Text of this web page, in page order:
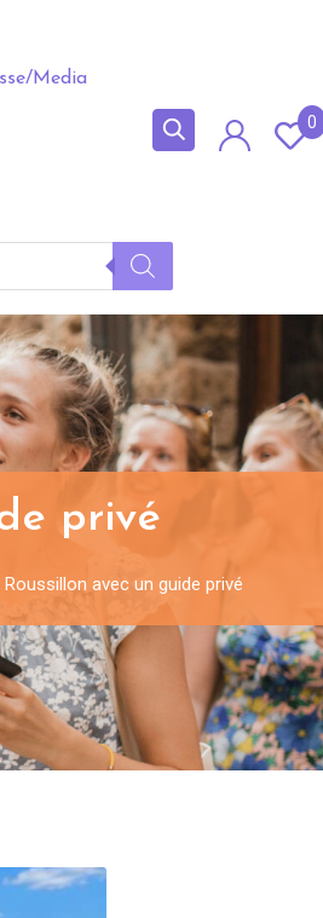
Media
0
privé
avec un guide privé